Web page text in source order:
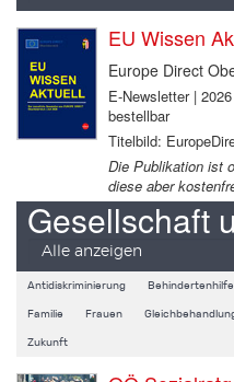
EU Wissen
Europe Direct
E-Newsletter |
bestellbar
Titelbild:
Die Publikation ist
diese aber
Gesellschaft
Alle anzeigen
Antidiskriminierung Behindertenhilfe
Familie Frauen
Zukunft